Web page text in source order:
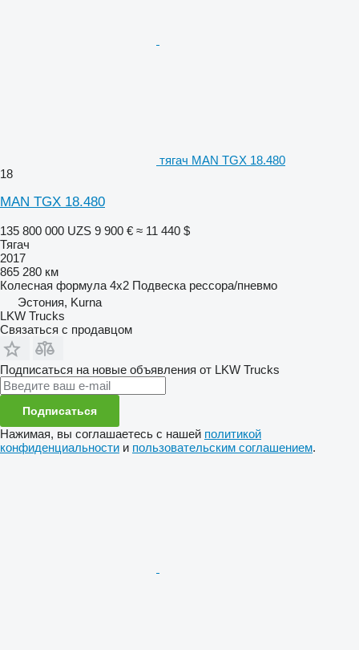
тягач MAN TGX 18.480
18
MAN TGX 18.480
135 800 000 UZS 9 900 € ≈ 11 440 $
Тягач
2017
865 280 км
Колесная формула 4x2 Подвеска рессора/пневмо
Эстония, Kurna
LKW Trucks
Связаться с продавцом
Подписаться на новые объявления от LKW Trucks
Подписаться
Нажимая, вы соглашаетесь с нашей политикой
конфиденциальности и пользовательским соглашением.